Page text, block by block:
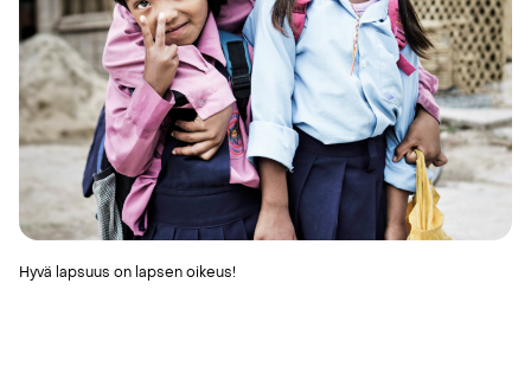
Hyvä lapsuus on lapsen oikeus!